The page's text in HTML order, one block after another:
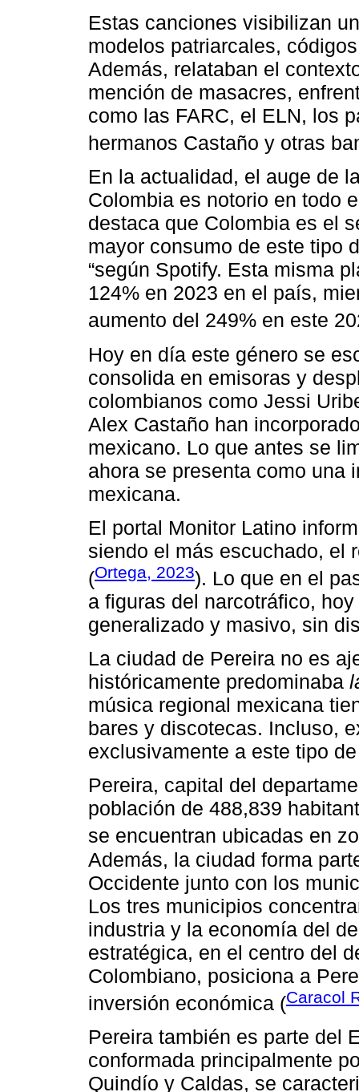
Estas canciones visibilizan
modelos patriarcales,
Además, relataban el
mención de masacres,
como las FARC, el ELN, los
hermanos Castaño y otras
En la actualidad, el auge de
Colombia es notorio en todo
destaca que Colombia es el
mayor consumo de este tipo
“según Spotify. Esta misma
124% en 2023 en el país,
aumento del 249% en este
Hoy en día este género se
consolida en emisoras y
colombianos como Jessi
Alex Castaño han
mexicano. Lo que antes se
ahora se presenta como una
mexicana.
El portal Monitor Latino
siendo el más escuchado, el
(Ortega, 2023). Lo que en el
a figuras del narcotráfico,
generalizado y masivo, sin
La ciudad de Pereira no es
históricamente predominaba
música regional mexicana
bares y discotecas. Incluso,
exclusivamente a este tipo
Pereira, capital del
población de 488,839
se encuentran ubicadas en
Además, la ciudad forma
Occidente junto con los
Los tres municipios
industria y la economía del
estratégica, en el centro del
Colombiano, posiciona a
inversión económica (Caracol
Pereira también es parte del
conformada principalmente
Quindío y Caldas, se